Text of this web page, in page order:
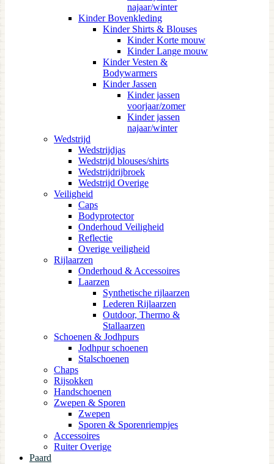
najaar/winter
Kinder Bovenkleding
Kinder Shirts & Blouses
Kinder Korte mouw
Kinder Lange mouw
Kinder Vesten &
Bodywarmers
Kinder Jassen
Kinder jassen
voorjaar/zomer
Kinder jassen
najaar/winter
Wedstrijd
Wedstrijdjas
Wedstrijd blouses/shirts
Wedstrijdrijbroek
Wedstrijd Overige
Veiligheid
Caps
Bodyprotector
Onderhoud Veiligheid
Reflectie
Overige veiligheid
Rijlaarzen
Onderhoud & Accessoires
Laarzen
Synthetische rijlaarzen
Lederen Rijlaarzen
Outdoor, Thermo &
Stallaarzen
Schoenen & Jodhpurs
Jodhpur schoenen
Stalschoenen
Chaps
Rijsokken
Handschoenen
Zwepen & Sporen
Zwepen
Sporen & Sporenriempjes
Accessoires
Ruiter Overige
Paard